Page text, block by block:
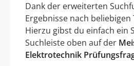
Dank der erweiterten
Ergebnisse nach
Hierzu gibst du einfach ein
Suchleiste oben auf der
Elektrotechnik